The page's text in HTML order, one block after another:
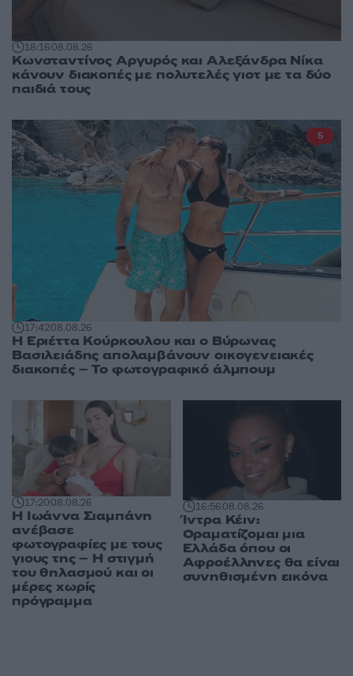
18:1608.08.26
Κωνσταντίνος Αργυρός και Αλεξάνδρα Νίκα
κάνουν διακοπές με πολυτελές γιοτ με τα δύο
παιδιά τους
17:4208.08.26
Η Εριέττα Κούρκουλου και ο Βύρωνας
Βασιλειάδης απολαμβάνουν οικογενειακές
διακοπές – Το φωτογραφικό άλμπουμ
5
17:2008.08.26
H Ιωάννα Σιαμπάνη
ανέβασε
φωτογραφίες με τους
γιους της – Η στιγμή
του θηλασμού και οι
μέρες χωρίς
πρόγραμμα
16:5608.08.26
Ίντρα Κέιν:
Οραματίζομαι μια
Ελλάδα όπου οι
Αφροέλληνες θα είναι
συνηθισμένη εικόνα